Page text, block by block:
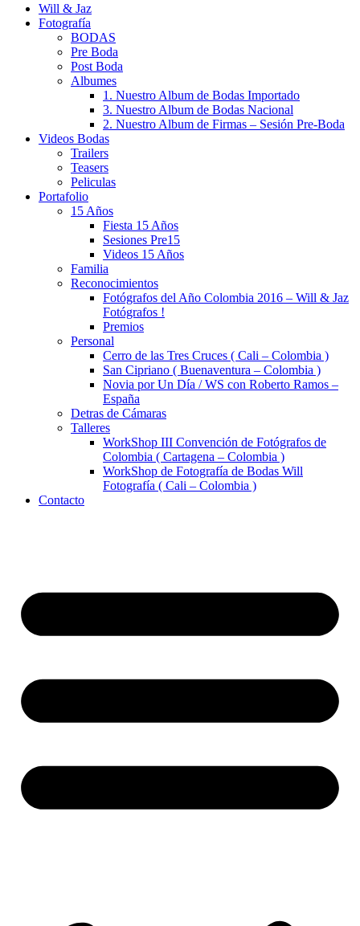
Will & Jaz
Fotografía
BODAS
Pre Boda
Post Boda
Albumes
1. Nuestro Album de Bodas Importado
3. Nuestro Album de Bodas Nacional
2. Nuestro Album de Firmas – Sesión Pre-Boda
Videos Bodas
Trailers
Teasers
Peliculas
Portafolio
15 Años
Fiesta 15 Años
Sesiones Pre15
Videos 15 Años
Familia
Reconocimientos
Fotógrafos del Año Colombia 2016 – Will & Jaz
Fotógrafos !
Premios
Personal
Cerro de las Tres Cruces ( Cali – Colombia )
San Cipriano ( Buenaventura – Colombia )
Novia por Un Día / WS con Roberto Ramos –
España
Detras de Cámaras
Talleres
WorkShop III Convención de Fotógrafos de
Colombia ( Cartagena – Colombia )
WorkShop de Fotografía de Bodas Will
Fotografía ( Cali – Colombia )
Contacto